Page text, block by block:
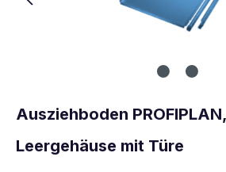
Ausziehboden
Leergehäuse mit Türe